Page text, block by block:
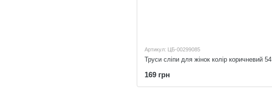
Артикул: ЦБ-00299085
Труси сліпи для жінок колір коричневий 54
169 грн